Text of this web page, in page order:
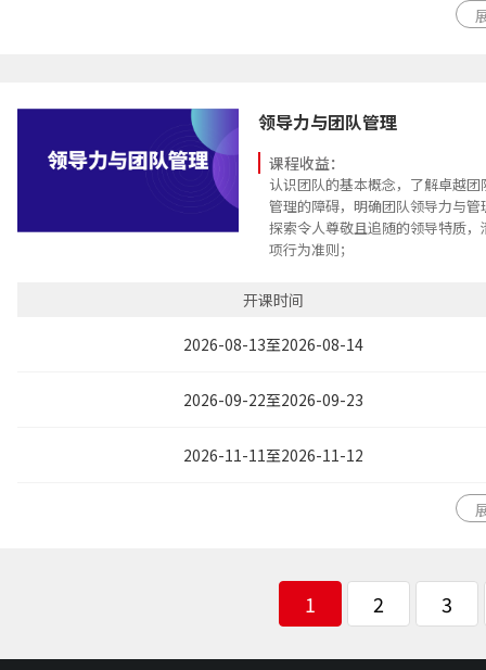
领导力与团队管理
课程收益：
认识团队的基本概念，了解卓越
管理的障碍，明确团队领导力与
探索令人尊敬且追随的领导特质
项行为准则；
与支持；
认识团队冲突的来源与团队冲突
理的相关方法，有效管理团队冲
与共识、聚焦任务与结果，达成绩
共同的价值理念上保持高度的一
创造集体主义的荣誉感，激励与
开课时间
2026-08-13至2026-08-14
2026-09-22至2026-09-23
2026-11-11至2026-11-12
1 2 3